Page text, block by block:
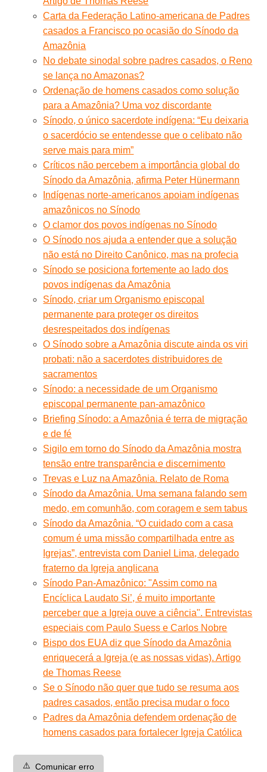
Carta da Federação Latino-americana de Padres
casados a Francisco po ocasião do Sínodo da
Amazônia
No debate sinodal sobre padres casados, o Reno
se lança no Amazonas?
Ordenação de homens casados como solução
para a Amazônia? Uma voz discordante
Sínodo, o único sacerdote indígena: “Eu deixaria
o sacerdócio se entendesse que o celibato não
serve mais para mim”
Críticos não percebem a importância global do
Sínodo da Amazônia, afirma Peter Hünermann
Indígenas norte-americanos apoiam indígenas
amazônicos no Sínodo
O clamor dos povos indígenas no Sínodo
O Sínodo nos ajuda a entender que a solução
não está no Direito Canônico, mas na profecia
Sínodo se posiciona fortemente ao lado dos
povos indígenas da Amazônia
Sínodo, criar um Organismo episcopal
permanente para proteger os direitos
desrespeitados dos indígenas
O Sínodo sobre a Amazônia discute ainda os viri
probati: não a sacerdotes distribuidores de
sacramentos
Sínodo: a necessidade de um Organismo
episcopal permanente pan-amazônico
Briefing Sínodo: a Amazônia é terra de migração
e de fé
Sigilo em torno do Sínodo da Amazônia mostra
tensão entre transparência e discernimento
Trevas e Luz na Amazônia. Relato de Roma
Sínodo da Amazônia. Uma semana falando sem
medo, em comunhão, com coragem e sem tabus
Sínodo da Amazônia. “O cuidado com a casa
comum é uma missão compartilhada entre as
Igrejas”, entrevista com Daniel Lima, delegado
fraterno da Igreja anglicana
Sínodo Pan-Amazônico: "Assim como na
Encíclica Laudato Si’, é muito importante
perceber que a Igreja ouve a ciência". Entrevistas
especiais com Paulo Suess e Carlos Nobre
Bispo dos EUA diz que Sínodo da Amazônia
enriquecerá a Igreja (e as nossas vidas). Artigo
de Thomas Reese
Se o Sínodo não quer que tudo se resuma aos
padres casados, então precisa mudar o foco
Padres da Amazônia defendem ordenação de
homens casados para fortalecer Igreja Católica
⚠️ Comunicar erro